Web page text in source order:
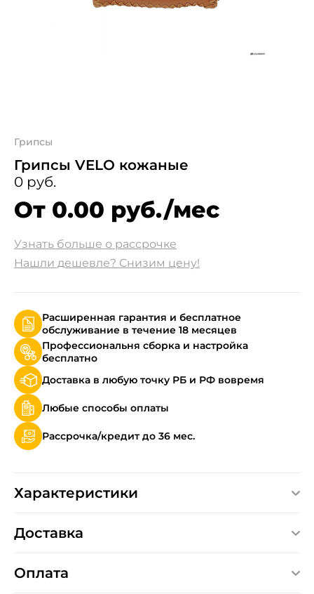
Грипсы
Грипсы VELO кожаные
0 руб.
От 0.00 руб./мес
Узнать больше о рассрочке
Нашли дешевле? Снизим цену!
Расширенная гарантия и бесплатное
обслуживание в течение 18 месяцев
Профессиональня сборка и настройка
бесплатно
Доставка в любую точку РБ и РФ вовремя
Любые способы оплаты
Рассрочка/кредит до 36 мес.
Характеристики
Доставка
Оплата